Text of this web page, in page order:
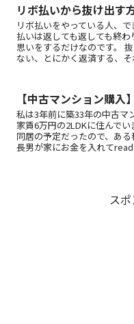
リボ払いから抜け出す
リボ払いをやっている人、
払いは返しても返しても終
思いをするだけなのです。
ない、とにかく返済する、
【中古マンション購入
私は3年前に築33年の中古マ
家賃6万円の2LDKに住んで
同居の予定だったので、あ
長男が家にお金を入れて
ス